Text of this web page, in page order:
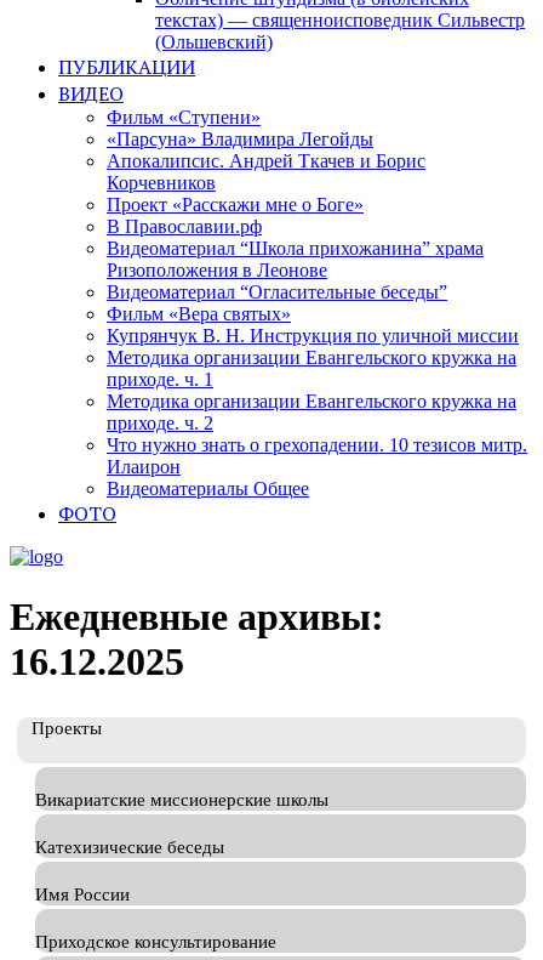
текстах) — священноисповедник Сильвестр
(Ольшевский)
ПУБЛИКАЦИИ
ВИДЕО
Фильм «Ступени»
«Парсуна» Владимира Легойды
Апокалипсис. Андрей Ткачев и Борис
Корчевников
Проект «Расскажи мне о Боге»
В Православии.рф
Видеоматериал “Школа прихожанина” храма
Ризоположения в Леонове
Видеоматериал “Огласительные беседы”
Фильм «Вера святых»
Купрянчук В. Н. Инструкция по уличной миссии
Методика организации Евангельского кружка на
приходе. ч. 1
Методика организации Евангельского кружка на
приходе. ч. 2
Что нужно знать о грехопадении. 10 тезисов митр.
Илаирон
Видеоматериалы Общее
ФОТО
Ежедневные архивы:
16.12.2025
Проекты
Викариатские миссионерские школы
Катехизические беседы
Имя России
Приходское консультирование